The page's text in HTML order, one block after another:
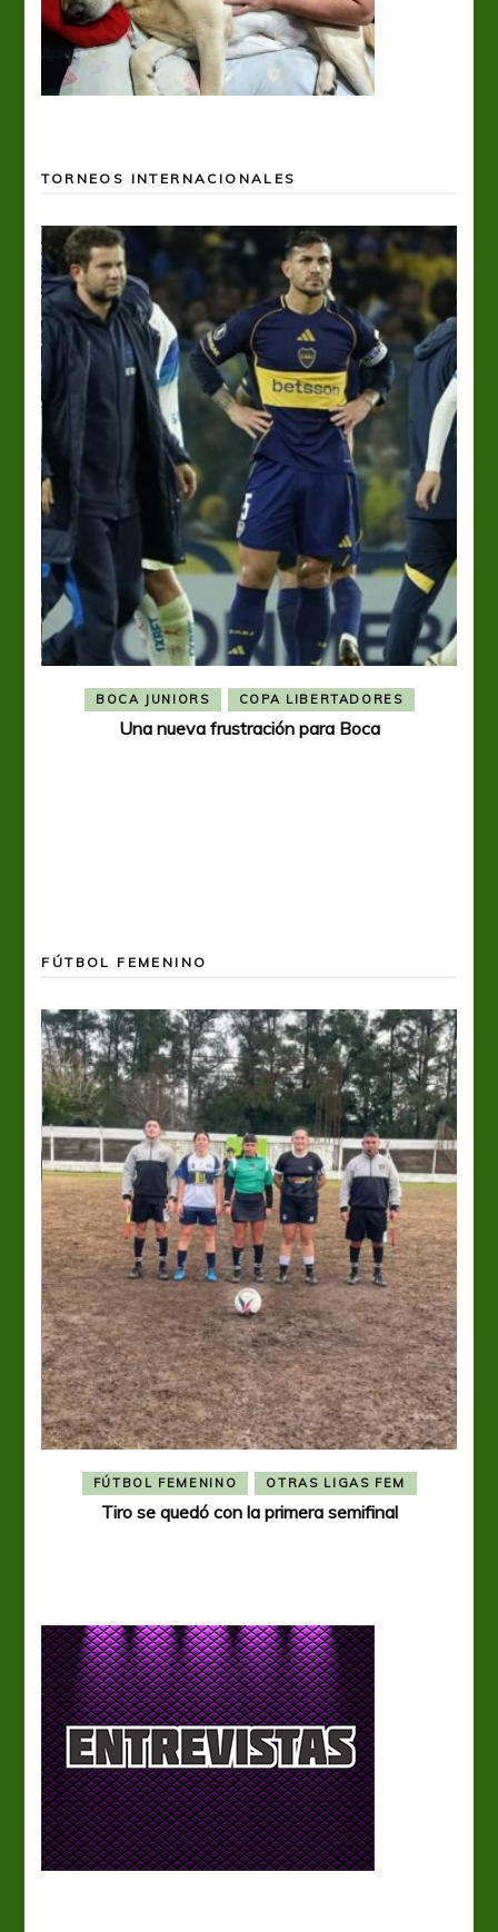
TORNEOS INTERNACIONALES
BOCA JUNIORS COPA LIBERTADORES
Una nueva frustración para Boca
FÚTBOL FEMENINO
FÚTBOL FEMENINO OTRAS LIGAS FEM
Tiro se quedó con la primera semifinal